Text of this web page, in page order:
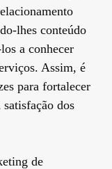
lhes conteúdo
a conhecer
Assim, é
para fortalecer
dos
de